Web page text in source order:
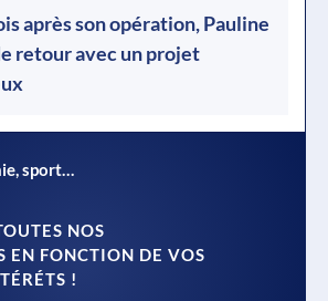
après son opération, Pauline
retour avec un projet
sport…
NOS
EN FONCTION DE VOS
!